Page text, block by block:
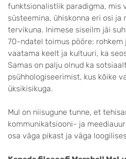
funktsionalistlik paradigma, mis
süsteemina, ühiskonna eri osi
tervikuna. Inimese siseilm jäi
70-ndatel toimus pööre:
vaatama keelt ja kultuuri, ka
Samas on palju olnud ka
psühhologiseerimist, kus kõike
üksikisikuga.
Mul on niisugune tunne, et
kommunikatsiooni- ja
osa väga pikast ja väga